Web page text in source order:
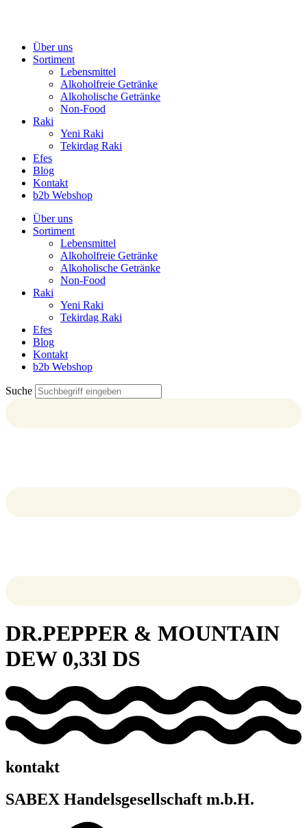
Über uns
Sortiment
Lebensmittel
Alkoholfreie Getränke
Alkoholische Getränke
Non-Food
Raki
Yeni Raki
Tekirdag Raki
Efes
Blog
Kontakt
b2b Webshop
Über uns
Sortiment
Lebensmittel
Alkoholfreie Getränke
Alkoholische Getränke
Non-Food
Raki
Yeni Raki
Tekirdag Raki
Efes
Blog
Kontakt
b2b Webshop
Suche
DR.PEPPER & MOUNTAIN
DEW 0,33l DS
kontakt
SABEX Handelsgesellschaft m.b.H.